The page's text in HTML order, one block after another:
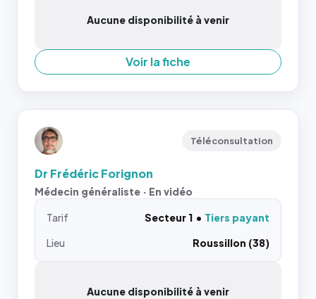
Aucune disponibilité à venir
Voir la fiche
Téléconsultation
Dr Frédéric Forignon
Médecin généraliste · En vidéo
Tarif Secteur 1
Tiers payant
Lieu
Roussillon (38)
Aucune disponibilité à venir